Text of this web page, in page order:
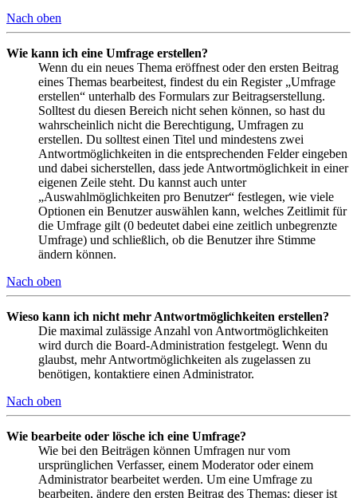
Nach oben
Wie kann ich eine Umfrage erstellen?
Wenn du ein neues Thema eröffnest oder den ersten Beitrag
eines Themas bearbeitest, findest du ein Register „Umfrage
erstellen“ unterhalb des Formulars zur Beitragserstellung.
Solltest du diesen Bereich nicht sehen können, so hast du
wahrscheinlich nicht die Berechtigung, Umfragen zu
erstellen. Du solltest einen Titel und mindestens zwei
Antwortmöglichkeiten in die entsprechenden Felder eingeben
und dabei sicherstellen, dass jede Antwortmöglichkeit in einer
eigenen Zeile steht. Du kannst auch unter
„Auswahlmöglichkeiten pro Benutzer“ festlegen, wie viele
Optionen ein Benutzer auswählen kann, welches Zeitlimit für
die Umfrage gilt (0 bedeutet dabei eine zeitlich unbegrenzte
Umfrage) und schließlich, ob die Benutzer ihre Stimme
ändern können.
Nach oben
Wieso kann ich nicht mehr Antwortmöglichkeiten erstellen?
Die maximal zulässige Anzahl von Antwortmöglichkeiten
wird durch die Board-Administration festgelegt. Wenn du
glaubst, mehr Antwortmöglichkeiten als zugelassen zu
benötigen, kontaktiere einen Administrator.
Nach oben
Wie bearbeite oder lösche ich eine Umfrage?
Wie bei den Beiträgen können Umfragen nur vom
ursprünglichen Verfasser, einem Moderator oder einem
Administrator bearbeitet werden. Um eine Umfrage zu
bearbeiten, ändere den ersten Beitrag des Themas; dieser ist